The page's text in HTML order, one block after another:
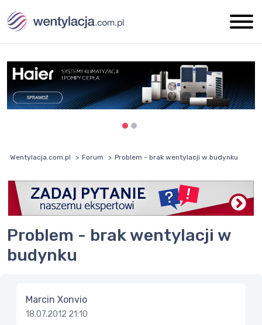
Wentylacja.com.pl Forum Problem - brak wentylacji w budynku
Problem - brak wentylacji w
budynku
Marcin Xonvio
18.07.2012 21:10